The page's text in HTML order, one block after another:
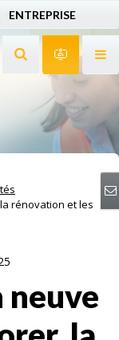
ENTREPRISE
Rechercher sur
rénovation et les
neuve